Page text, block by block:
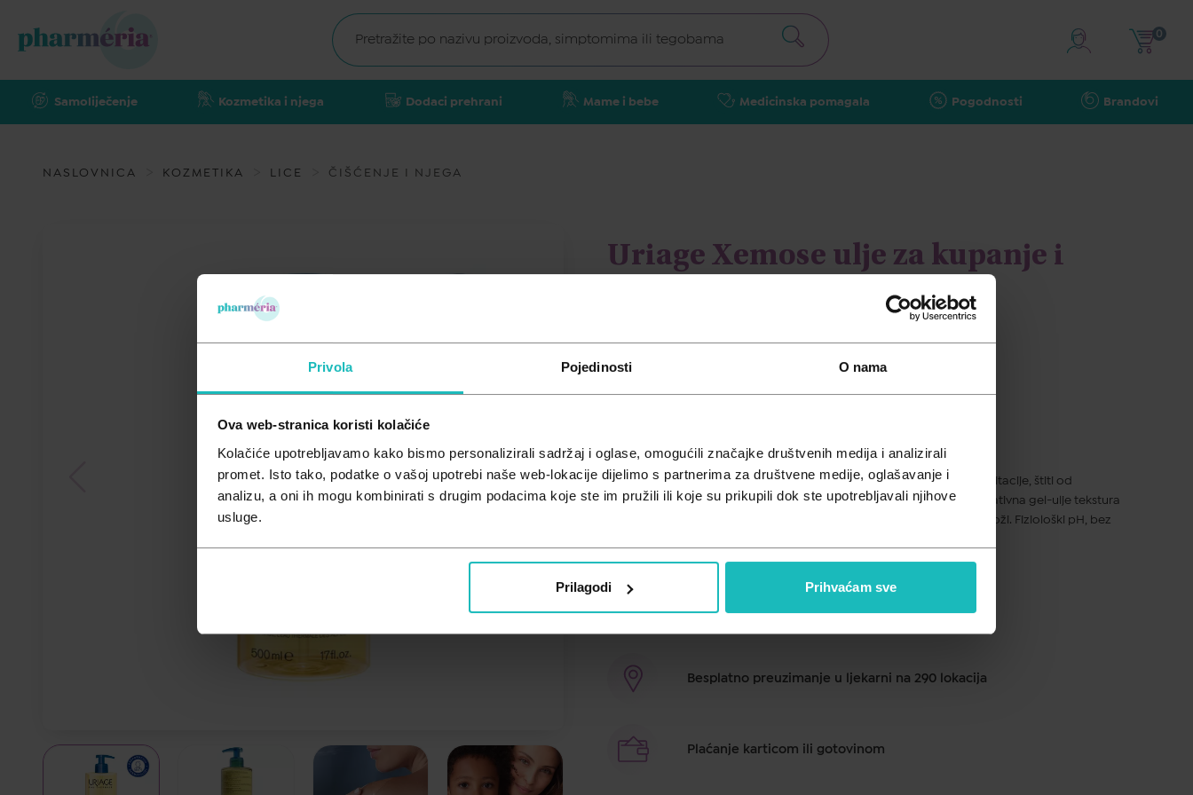
Privola Pojedinosti O nama
Ova web-stranica koristi kolačiće
Kolačiće upotrebljavamo kako bismo personalizirali sadržaj i oglase, omogućili značajke društvenih medija i analizirali
promet. Isto tako, podatke o vašoj upotrebi naše web-lokacije dijelimo s partnerima za društvene medije, oglašavanje i
analizu, a oni ih mogu kombinirati s drugim podacima koje ste im pružili ili koje su prikupili dok ste upotrebljavali njihove
usluge.
Prilagodi Prihvaćam sve
Samoliječenje Kozmetika i njega Dodaci prehrani Mame i bebe Medicinska pomagala Pogodnosti Brandovi
0
NASLOVNICA KOZMETIKA LICE ČIŠĆENJE I NJEGA
Uriage Xemose ulje za kupanje i
26,50 €
Ulje za pranje izrazito suhe kože sklone atopiji. Nježno čisti i umiruje iritacije, štiti od
nadražujućeg učinka klora i isušivanja tvrdom vodom. Ugodna i inovativna gel-ulje tekstura
stvara meku finu pjenu koja se lagano ispire i ostavlja zaštitni sloj na koži. Fiziološki pH, bez
Besplatno preuzimanje u ljekarni na 290 lokacija
Plaćanje karticom ili gotovinom